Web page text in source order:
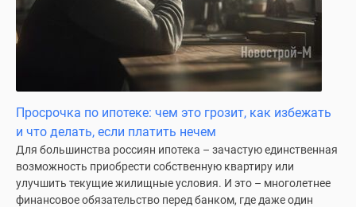
Просрочка по ипотеке: чем это грозит, как избежать
и что делать, если платить нечем
Для большинства россиян ипотека – зачастую единственная
возможность приобрести собственную квартиру или
улучшить текущие жилищные условия. И это – многолетнее
финансовое обязательство перед банком, где даже один